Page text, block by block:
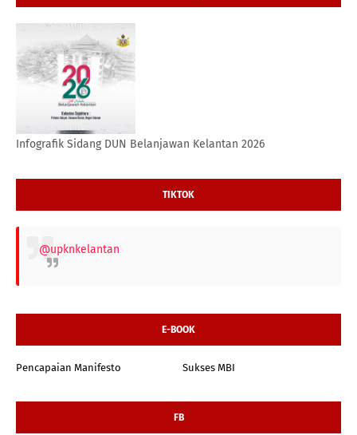
Infografik Sidang DUN Belanjawan Kelantan 2026
TIKTOK
@upknkelantan
E-BOOK
Pencapaian Manifesto Sukses MBI
FB